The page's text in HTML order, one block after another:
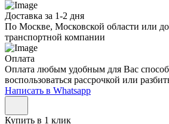
Доставка за 1-2 дня
По Москве, Московской области или
транспортной компании
Оплата
Оплата любым удобным для Вас
воспользоваться рассрочкой или
Написать в Whatsapp
Купить в 1 клик